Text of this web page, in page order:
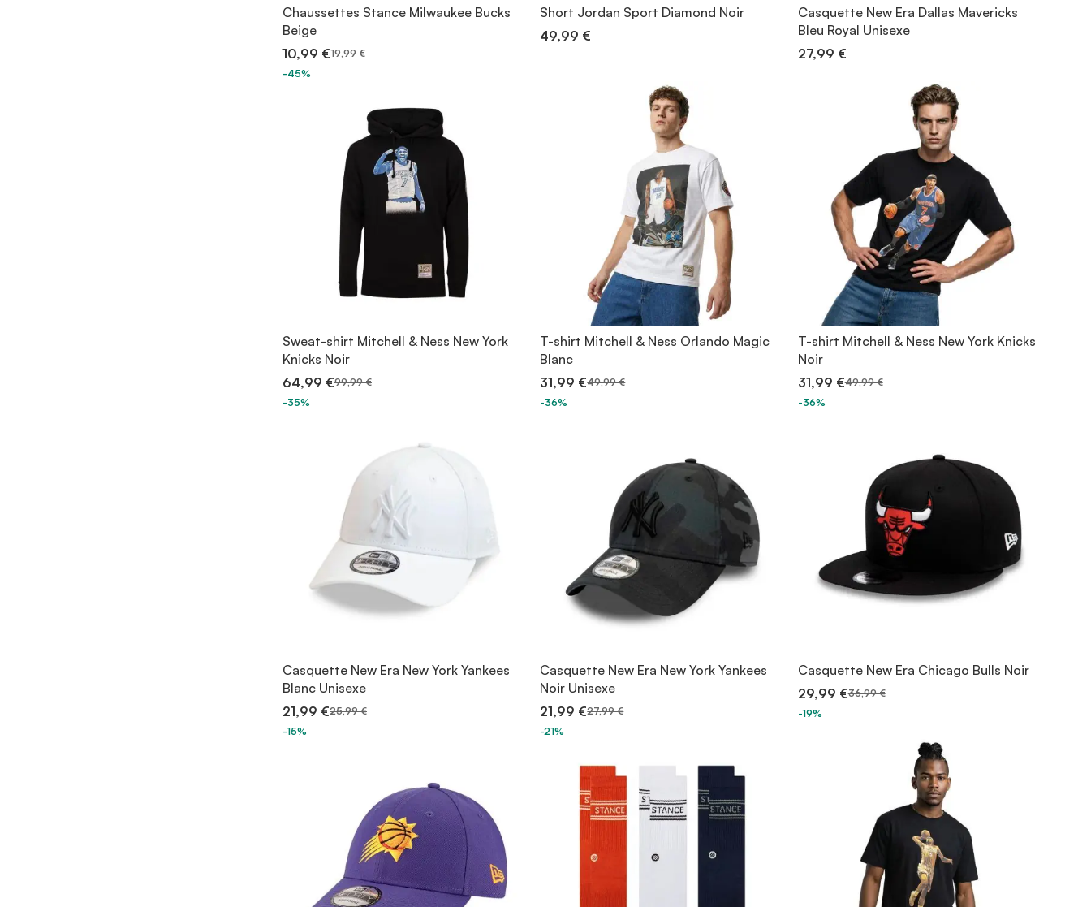
Chaussettes Stance Milwaukee Bucks
Beige
10,99 €19,99 €
-45%
Short Jordan Sport Diamond Noir
49,99 €
Casquette New Era Dallas Mavericks
Bleu Royal Unisexe
27,99 €
Sweat-shirt Mitchell & Ness New York
Knicks Noir
64,99 €99,99 €
-35%
T-shirt Mitchell & Ness Orlando Magic
Blanc
31,99 €49,99 €
-36%
T-shirt Mitchell & Ness New York Knicks
Noir
31,99 €49,99 €
-36%
Casquette New Era New York Yankees
Blanc Unisexe
21,99 €25,99 €
-15%
Casquette New Era New York Yankees
Noir Unisexe
21,99 €27,99 €
-21%
Casquette New Era Chicago Bulls Noir
29,99 €36,99 €
-19%